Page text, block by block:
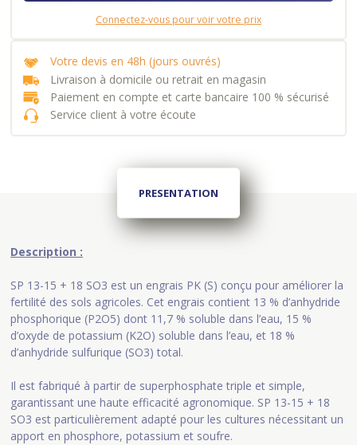
Connectez-vous pour voir votre prix
Votre devis en 48h (jours ouvrés)
Livraison à domicile ou retrait en magasin
Paiement en compte et carte bancaire 100 % sécurisé
Service client à votre écoute
PRESENTATION
Description :
SP 13-15 + 18 SO3 est un engrais PK (S) conçu pour améliorer la
fertilité des sols agricoles. Cet engrais contient 13 % d’anhydride
phosphorique (P2O5) dont 11,7 % soluble dans l’eau, 15 %
d’oxyde de potassium (K2O) soluble dans l’eau, et 18 %
d’anhydride sulfurique (SO3) total.
Il est fabriqué à partir de superphosphate triple et simple,
garantissant une haute efficacité agronomique. SP 13-15 + 18
SO3 est particulièrement adapté pour les cultures nécessitant un
apport en phosphore, potassium et soufre.